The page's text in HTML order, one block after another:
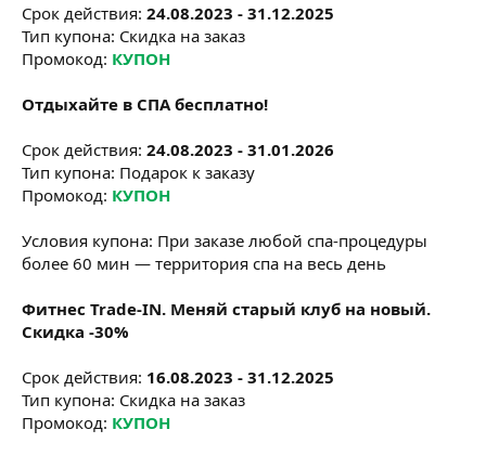
Срок действия: 24.08.2023 - 31.12.2025
Тип купона: Скидка на заказ
Промокод: КУПОН
Отдыхайте в СПА бесплатно!
Срок действия: 24.08.2023 - 31.01.2026
Тип купона: Подарок к заказу
Промокод: КУПОН
Условия купона: При заказе любой спа-процедуры
более 60 мин — территория спа на весь день
Фитнес Trade-IN. Меняй старый клуб на новый.
Скидка -30%
Срок действия: 16.08.2023 - 31.12.2025
Тип купона: Скидка на заказ
Промокод: КУПОН